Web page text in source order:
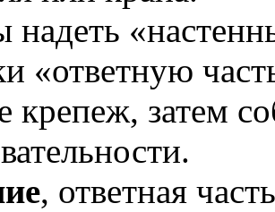
надеть
«ответную
крепеж, затем
, ответная